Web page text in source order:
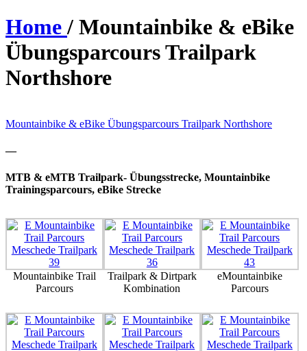
Home/ Mountainbike & eBike
Übungsparcours Trailpark
Northshore
Mountainbike & eBike Übungsparcours Trailpark Northshore
—
MTB & eMTB Trailpark- Übungsstrecke, Mountainbike
Trainingsparcours, eBike Strecke
Mountainbike Trail
Parcours
Trailpark & Dirtpark
Kombination
eMountainbike
Parcours